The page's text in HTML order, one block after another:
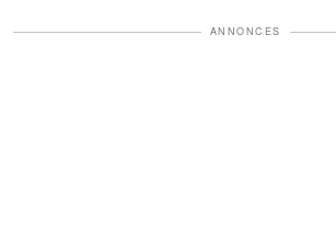
ANNONCES